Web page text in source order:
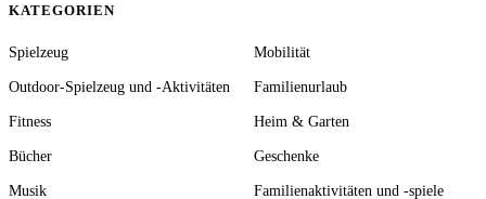
KATEGORIEN
Spielzeug Mobilität
Outdoor-Spielzeug und -Aktivitäten Familienurlaub
Fitness Heim & Garten
Bücher Geschenke
Musik Familienaktivitäten und -spiele